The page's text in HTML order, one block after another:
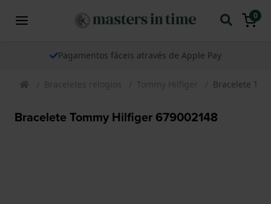
0
Pagamentos fáceis através de Apple Pay
Braceletes relogios Tommy Hilfiger Bracelete
Bracelete Tommy Hilfiger 679002148